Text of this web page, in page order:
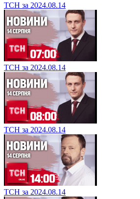
ТСН за 2024.08.14
ТСН за 2024.08.14
ТСН за 2024.08.14
ТСН за 2024.08.14